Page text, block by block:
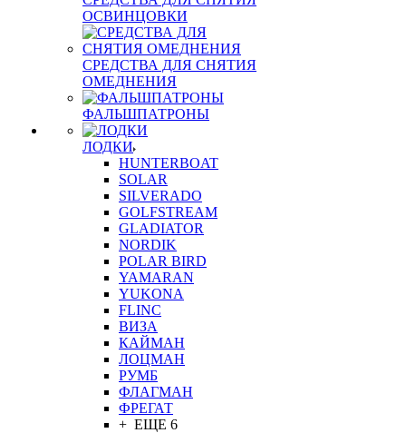
ОСВИНЦОВКИ
СРЕДСТВА ДЛЯ СНЯТИЯ
ОМЕДНЕНИЯ
ФАЛЬШПАТРОНЫ
ЛОДКИ
HUNTERBOAT
SOLAR
SILVERADO
GOLFSTREAM
GLADIATOR
NORDIK
POLAR BIRD
YAMARAN
YUKONA
FLINC
ВИЗА
КАЙМАН
ЛОЦМАН
РУМБ
ФЛАГМАН
ФРЕГАТ
+ ЕЩЕ 6